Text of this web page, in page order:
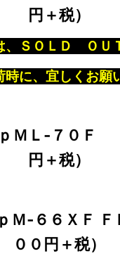
円＋税）
、ＳＯＬＤ ＯＵ
時に、宜しくお願
ＭＬ‐７０Ｆ
円＋税）
Ｍ‐６６ＸＦ
００円＋税）